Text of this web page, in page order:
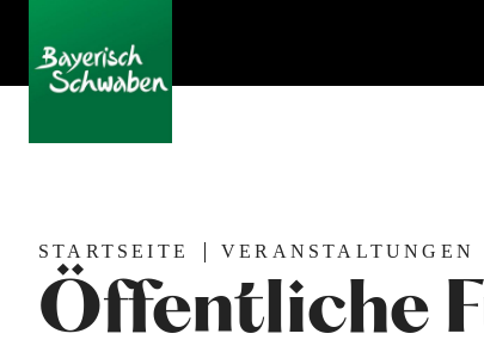
STARTSEITE VERANSTALTUNGEN
Öffentliche